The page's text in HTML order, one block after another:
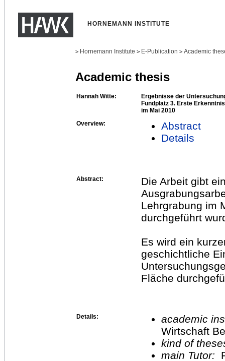
HORNEMANN INSTITUTE
> Hornemann Institute > E-Publication > Academic
Academic thesis
Hannah Witte:
Ergebnisse der
Fundplatz 3. Erste
im Mai 2010
Overview:
Abstract
Details
Abstract:
Die Arbeit gibt
Lehrgrabung im
durchgeführt
Es wird ein
geschichtliche
Fläche
Details:
academic
Wirtschaft
kind of
main Tutor: